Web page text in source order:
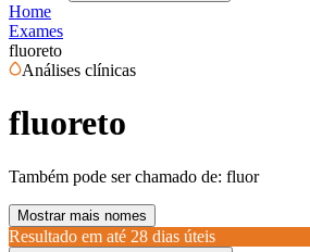
Home
Exames
fluoreto
Análises clínicas
fluoreto
Também pode ser chamado de: fluor
Mostrar mais nomes
Resultado em até 28 dias úteis